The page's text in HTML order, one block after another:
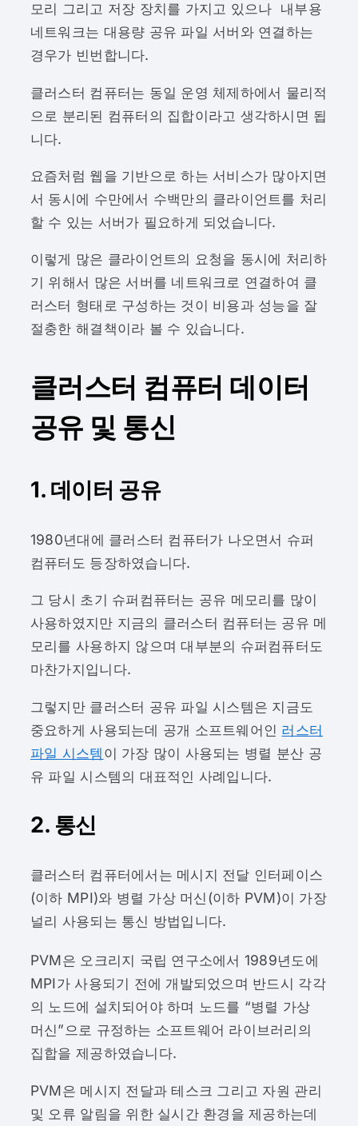
모리 그리고 저장 장치를 가지고 있으나 내부용
네트워크는 대용량 공유 파일 서버와 연결하는
경우가 빈번합니다.
클러스터 컴퓨터는 동일 운영 체제하에서 물리적
으로 분리된 컴퓨터의 집합이라고 생각하시면 됩
니다.
요즘처럼 웹을 기반으로 하는 서비스가 많아지면
서 동시에 수만에서 수백만의 클라이언트를 처리
할 수 있는 서버가 필요하게 되었습니다.
이렇게 많은 클라이언트의 요청을 동시에 처리하
기 위해서 많은 서버를 네트워크로 연결하여 클
러스터 형태로 구성하는 것이 비용과 성능을 잘
절충한 해결책이라 볼 수 있습니다.
클러스터 컴퓨터 데이터
공유 및 통신
1. 데이터 공유
1980년대에 클러스터 컴퓨터가 나오면서 슈퍼
컴퓨터도 등장하였습니다.
그 당시 초기 슈퍼컴퓨터는 공유 메모리를 많이
사용하였지만 지금의 클러스터 컴퓨터는 공유 메
모리를 사용하지 않으며 대부분의 슈퍼컴퓨터도
마찬가지입니다.
그렇지만 클러스터 공유 파일 시스템은 지금도
중요하게 사용되는데 공개 소프트웨어인 러스터
파일 시스템이 가장 많이 사용되는 병렬 분산 공
유 파일 시스템의 대표적인 사례입니다.
2. 통신
클러스터 컴퓨터에서는 메시지 전달 인터페이스
(이하 MPI)와 병렬 가상 머신(이하 PVM)이 가장
널리 사용되는 통신 방법입니다.
PVM은 오크리지 국립 연구소에서 1989년도에
MPI가 사용되기 전에 개발되었으며 반드시 각각
의 노드에 설치되어야 하며 노드를 “병렬 가상
머신”으로 규정하는 소프트웨어 라이브러리의
집합을 제공하였습니다.
PVM은 메시지 전달과 테스크 그리고 자원 관리
및 오류 알림을 위한 실시간 환경을 제공하는데